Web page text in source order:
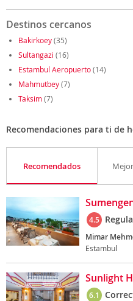
Destinos cercanos
Bakirkoey(35)
Sultangazi (16)
Estambul Aeropuerto(14)
Mahmutbey(7)
Taksim(7)
Recomendaciones para ti de
Recomendados
4.5
Mimar
Estambul
Sunlight
6.1